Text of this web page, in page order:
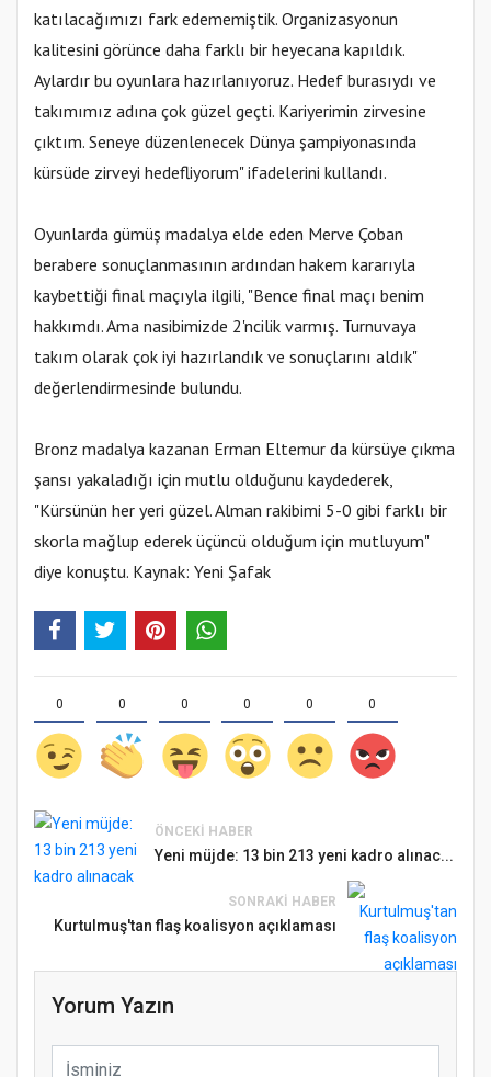
katılacağımızı fark edememiştik. Organizasyonun
kalitesini görünce daha farklı bir heyecana kapıldık.
Aylardır bu oyunlara hazırlanıyoruz. Hedef burasıydı ve
takımımız adına çok güzel geçti. Kariyerimin zirvesine
çıktım. Seneye düzenlenecek Dünya şampiyonasında
kürsüde zirveyi hedefliyorum" ifadelerini kullandı.
Oyunlarda gümüş madalya elde eden Merve Çoban
berabere sonuçlanmasının ardından hakem kararıyla
kaybettiği final maçıyla ilgili, "Bence final maçı benim
hakkımdı. Ama nasibimizde 2'ncilik varmış. Turnuvaya
takım olarak çok iyi hazırlandık ve sonuçlarını aldık"
değerlendirmesinde bulundu.
Bronz madalya kazanan Erman Eltemur da kürsüye çıkma
şansı yakaladığı için mutlu olduğunu kaydederek,
"Kürsünün her yeri güzel. Alman rakibimi 5-0 gibi farklı bir
skorla mağlup ederek üçüncü olduğum için mutluyum"
diye konuştu. Kaynak: Yeni Şafak
0 0 0 0 0 0
ÖNCEKI HABER
Yeni müjde: 13 bin 213 yeni kadro alınac...
SONRAKI HABER
Kurtulmuş'tan flaş koalisyon açıklaması
Yorum Yazın